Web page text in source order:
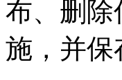
布、删除
施，并保